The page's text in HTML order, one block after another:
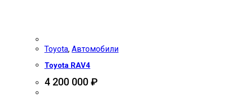
Toyota, Автомобили
Toyota RAV4
4 200 000 ₽